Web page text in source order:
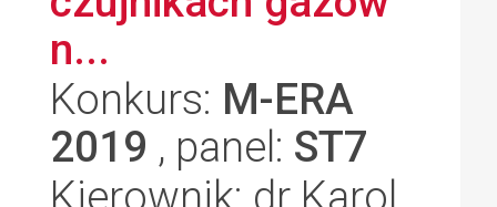
n...
Konkurs: M-ERA
2019 , panel: ST7
Kierownik: dr Karol